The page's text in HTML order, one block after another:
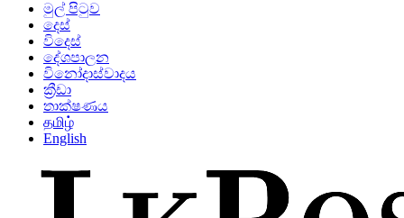
මුල් පිටුව
දෙස්
විදෙස්
දේශපාලන
විනෝදාස්වාදය
ක්‍රීඩා
තාක්ෂණය
தமிழ்
English